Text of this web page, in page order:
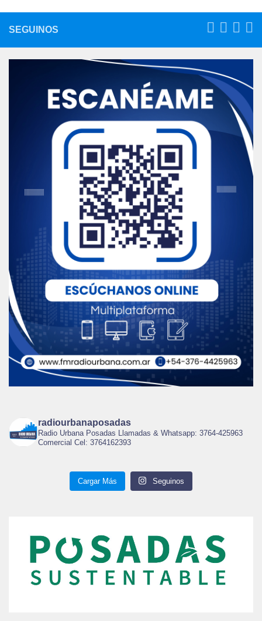
SEGUINOS
radiourbanaposadas
Radio Urbana Posadas Llamadas & Whatsapp: 3764-425963
Comercial Cel: 3764162393
Cargar Más Seguinos